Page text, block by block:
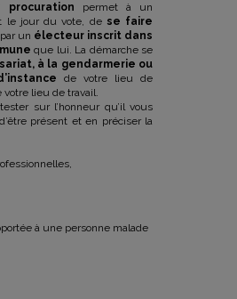
permet à un
le jour du vote, de se faire
un électeur inscrit dans
que lui. La démarche se
à la gendarmerie ou
de votre lieu de
votre lieu de travail.
sur l’honneur qu’il vous
présent et en préciser la
à une personne malade